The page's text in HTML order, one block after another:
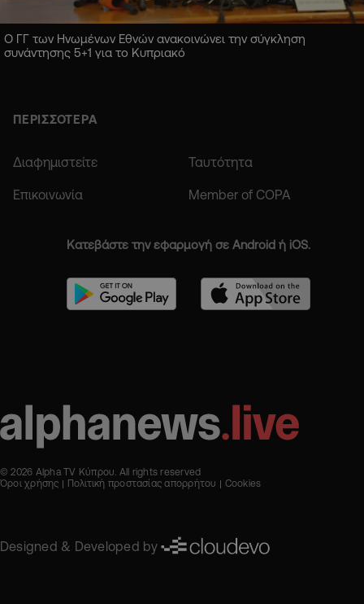
Ο ΓΓ των Ηνωμένων Εθνών ανακοινώνει την σύγκληση
συνάντησης 5+1 για το Κυπριακό
ΠΕΡΙΣΣΟΤΕΡΑ
Διαφημιστείτε Ταυτότητα
Επικοινωνία Member of COPA
Κατεβάστε την εφαρμογή σε Android ή iOS.
© 2026 Alpha TV Κύπρου. All rights reserved
Όροι χρήσης
Πολιτική προστασίας απορρήτου Cookies
Designed & Developed by